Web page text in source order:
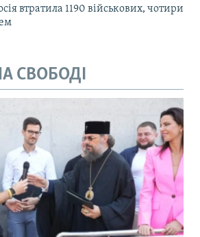
втратила 1190 військових, чотири
СВОБОДІ